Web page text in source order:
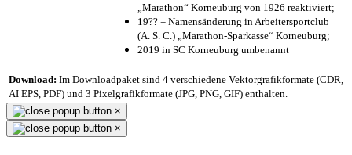
„Marathon“ Korneuburg von 1926 reaktiviert;
19?? = Namensänderung in Arbeitersportclub
(A. S. C.) „Marathon-Sparkasse“ Korneuburg;
2019 in SC Korneuburg umbenannt
Download: Im Downloadpaket sind 4 verschiedene Vektorgrafikformate (CDR,
AI EPS, PDF) und 3 Pixelgrafikformate (JPG, PNG, GIF) enthalten.
×
×